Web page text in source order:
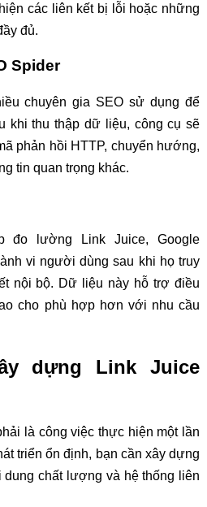
các liên kết bị lỗi hoặc những
đủ.
Spider
chuyên gia SEO sử dụng để
khi thu thập dữ liệu, công cụ sẽ
phản hồi HTTP, chuyển hướng,
tin quan trọng khác.
đo lường Link Juice, Google
vi người dùng sau khi họ truy
nội bộ. Dữ liệu này hỗ trợ điều
cho phù hợp hơn với nhu cầu
dựng Link Juice
là công việc thực hiện một lần
triển ổn định, bạn cần xây dựng
chất lượng và hệ thống liên